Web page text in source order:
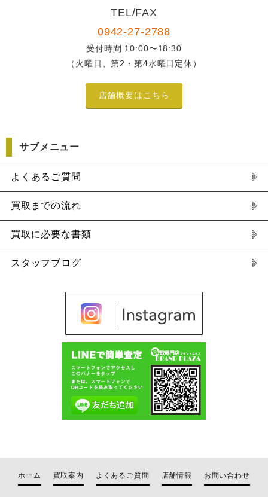
TEL/FAX
0942-27-2788
受付時間 10:00〜18:30
（火曜日、第2・第4水曜日定休）
店舗概要はこちら
サブメニュー
よくあるご質問
買取までの流れ
買取に必要な書類
スタッフブログ
ホーム 買取案内 よくあるご質問 店舗情報 お問い合わせ